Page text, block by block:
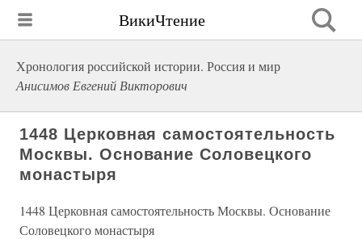
ВикиЧтение
Хронология российской истории. Россия и мир
Анисимов Евгений Викторович
1448 Церковная самостоятельность
Москвы. Основание Соловецкого
монастыря
1448 Церковная самостоятельность Москвы. Основание
Соловецкого монастыря